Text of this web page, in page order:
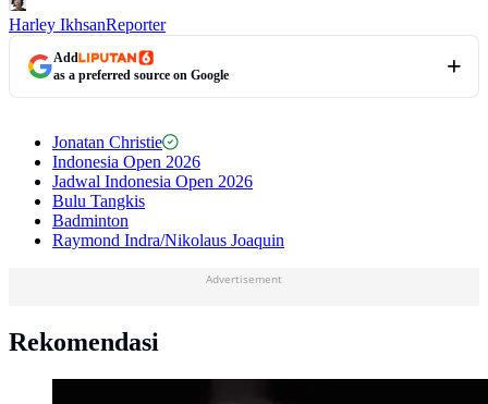
Harley IkhsanReporter
Add
as a preferred source on Google
Jonatan Christie
Indonesia Open 2026
Jadwal Indonesia Open 2026
Bulu Tangkis
Badminton
Raymond Indra/Nikolaus Joaquin
Advertisement
Rekomendasi